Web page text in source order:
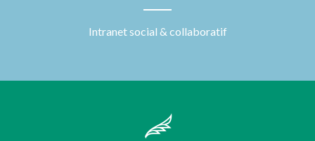
Intranet social & collaboratif